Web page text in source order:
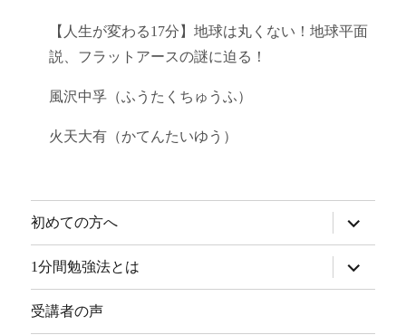
【人生が変わる17分】地球は丸くない！地球平面
説、フラットアースの謎に迫る！
風沢中孚（ふうたくちゅうふ）
火天大有（かてんたいゆう）
初めての方へ
ブ
メ
ニ
ュ
ー
1分間勉強法とは
ブ
メ
受講者の声